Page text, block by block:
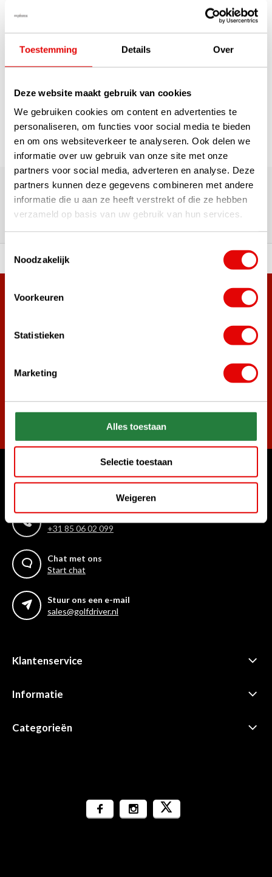
Toestemming Details Over
Deze website maakt gebruik van cookies
We gebruiken cookies om content en advertenties te
personaliseren, om functies voor social media te bieden
en om ons websiteverkeer te analyseren. Ook delen we
informatie over uw gebruik van onze site met onze
partners voor social media, adverteren en analyse. Deze
partners kunnen deze gegevens combineren met andere
informatie die u aan ze heeft verstrekt of die ze hebben
verzameld op basis van uw gebruik van hun services.
Toestemmingsselectie
Noodzakelijk
Voorkeuren
Statistieken
Marketing
Alles toestaan
Selectie toestaan
Weigeren
€24,95
Pagina 1 van 1
180.000+ Klanten | 5.000+ Reviews | Trusted Shops, TrustPilot,
Google
Reviews: Onze klanten aan het
woord
A-merken! Vóór 15:00 besteld,
Meer dan 38.000 klanten hebben zich al
Word ook lid van de nieuwsbrief en mis nooit meer de beste
Abonneer
Waar kunnen we u mee helpen?
Bel ons gerust
+31 85 06 02 099
Chat met ons
Start chat
Stuur ons een e-mail
sales@golfdriver.nl
Klantenservice
Informatie
Categorieën